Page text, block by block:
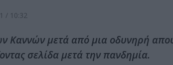
/ 10:32
Καννών μετά από μια οδυνηρή
σελίδα μετά την πανδημία.